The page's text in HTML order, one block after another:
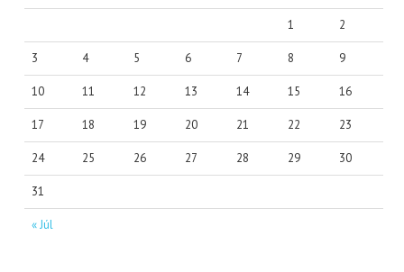
« Júl
1 2
3 4 5 6 7 8 9
10 11 12 13 14 15 16
17 18 19 20 21 22 23
24 25 26 27 28 29 30
31